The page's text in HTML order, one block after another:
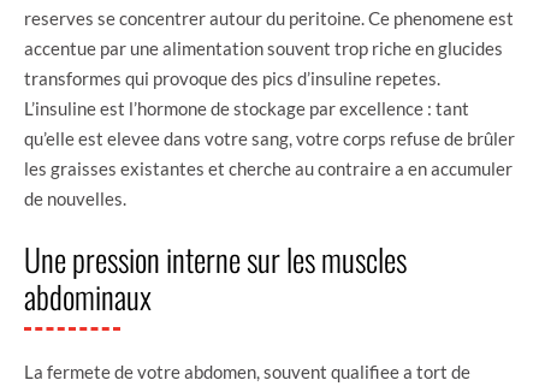
reserves se concentrer autour du peritoine. Ce phenomene est
accentue par une alimentation souvent trop riche en glucides
transformes qui provoque des pics d’insuline repetes.
L’insuline est l’hormone de stockage par excellence : tant
qu’elle est elevee dans votre sang, votre corps refuse de brûler
les graisses existantes et cherche au contraire a en accumuler
de nouvelles.
Une pression interne sur les muscles
abdominaux
La fermete de votre abdomen, souvent qualifiee a tort de